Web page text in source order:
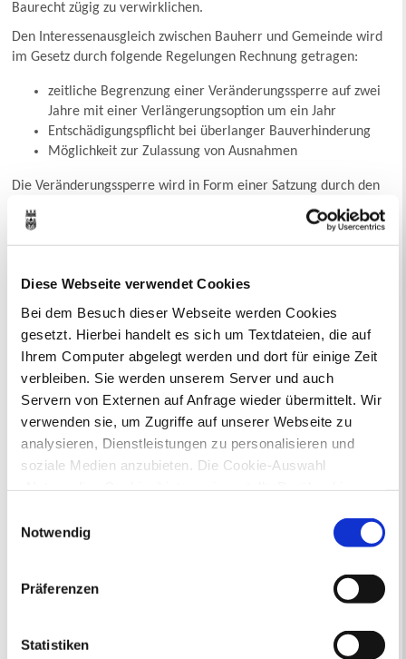
Diese Webseite verwendet Cookies
Bei dem Besuch dieser Webseite werden Cookies
gesetzt. Hierbei handelt es sich um Textdateien, die auf
Ihrem Computer abgelegt werden und dort für einige Zeit
verbleiben. Sie werden unserem Server und auch
Servern von Externen auf Anfrage wieder übermittelt. Wir
verwenden sie, um Zugriffe auf unserer Webseite zu
analysieren, Dienstleistungen zu personalisieren und
soziale Medien anzubieten. Die Cookie-Auswahl
Drittländern (USA) mit unzureichendem
Datenschutzniveau verarbeiten. Es besteht die Gefahr,
dass diese zu Kontroll- und Überwachungszwecken von
anderen missbraucht werden, ohne dass Sie sich mit
Arten von Cookies genau gesetzt werden, wie lang sie
Notwendig
Präferenzen
Statistiken
Baurecht zügig zu verwirklichen.
Den Interessenausgleich zwischen Bauherr und Gemeinde wird
im Gesetz durch folgende Regelungen Rechnung getragen:
zeitliche Begrenzung einer Veränderungssperre auf zwei
Jahre mit einer Verlängerungsoption um ein Jahr
Entschädigungspflicht bei überlanger Bauverhinderung
Möglichkeit zur Zulassung von Ausnahmen
Die Veränderungssperre wird in Form einer Satzung durch den
Rat der Stadt beschlossen und ortsüblich bekanntgemacht.
Städtebauliche Planung
Sie suchen...
A Ä B C D E F G H I J K L M N O Ö P
S T X
Z
Inhaltsverzeichnis
Die Stadtverwaltung Recklinghausen
Bürgerinnen und Bürger. In der
Gerne können Sie aber auch die Suche